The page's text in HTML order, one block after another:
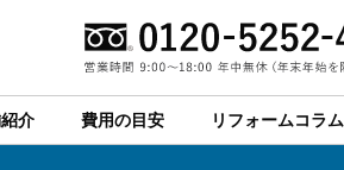
介 費用の目安 リフォームコラム